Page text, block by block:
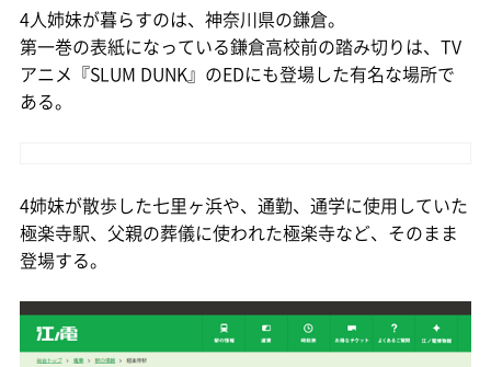
4人姉妹が暮らすのは、神奈川県の鎌倉。
第一巻の表紙になっている鎌倉高校前の踏み切りは、TV
アニメ『SLUM DUNK』のEDにも登場した有名な場所で
ある。
4姉妹が散歩した七里ヶ浜や、通勤、通学に使用していた
極楽寺駅、父親の葬儀に使われた極楽寺など、そのまま
登場する。